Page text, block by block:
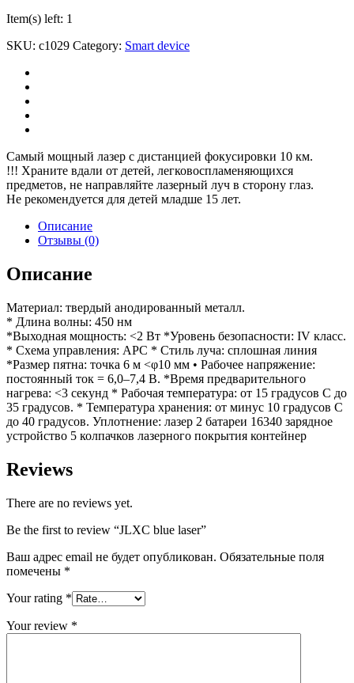
Item(s) left: 1
SKU: c1029 Category: Smart device
Самый мощный лазер с дистанцией фокусировки 10 км.
!!! Храните вдали от детей, легковоспламеняющихся
предметов, не направляйте лазерный луч в сторону глаз.
Не рекомендуется для детей младше 15 лет.
Описание
Отзывы (0)
Описание
Материал: твердый анодированный металл.
* Длина волны: 450 нм
*Выходная мощность: <2 Вт *Уровень безопасности: IV класс.
* Схема управления: APC * Стиль луча: сплошная линия
*Размер пятна: точка 6 м <φ10 мм • Рабочее напряжение:
постоянный ток = 6,0–7,4 В. *Время предварительного
нагрева: <3 секунд * Рабочая температура: от 15 градусов C до
35 градусов. * Температура хранения: от минус 10 градусов С
до 40 градусов. Уплотнение: лазер 2 батареи 16340 зарядное
устройство 5 колпачков лазерного покрытия контейнер
Reviews
There are no reviews yet.
Be the first to review “JLXC blue laser”
Ваш адрес email не будет опубликован. Обязательные поля
помечены *
Your rating *
Your review *